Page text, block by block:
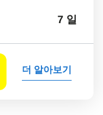
7 일
더 알아보기